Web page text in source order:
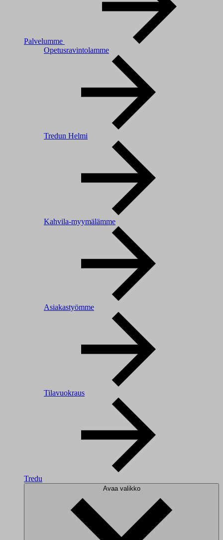
Palvelumme
Opetusravintolamme
Tredun Helmi
Kahvila-myymälämme
Asiakastyömme
Tilavuokraus
Tredu
Avaa valikko